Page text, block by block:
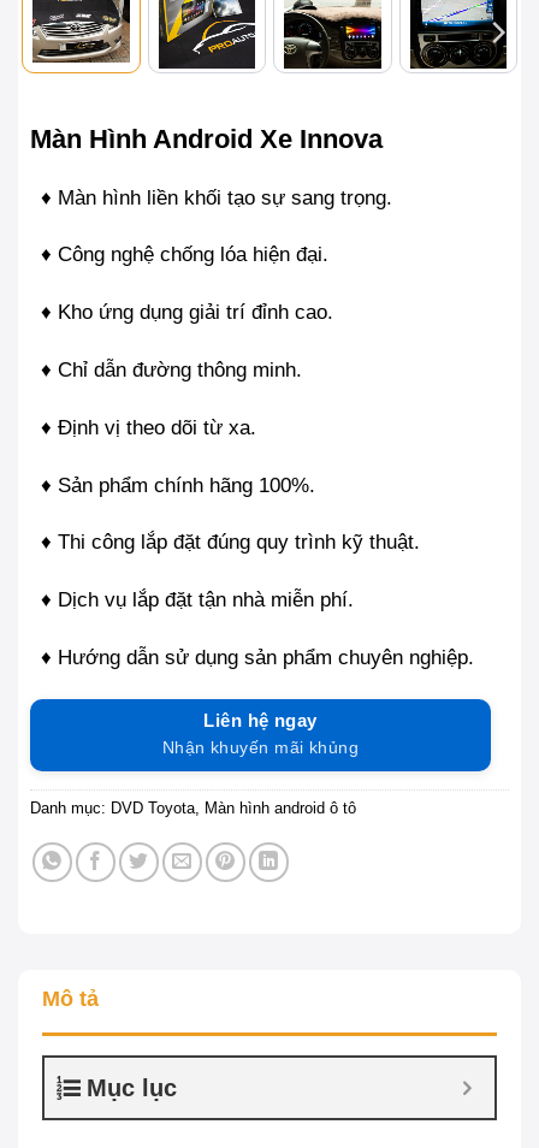
Màn Hình Android Xe Innova
♦ Màn hình liền khối tạo sự sang trọng.
♦ Công nghệ chống lóa hiện đại.
♦ Kho ứng dụng giải trí đỉnh cao.
♦ Chỉ dẫn đường thông minh.
♦ Định vị theo dõi từ xa.
♦ Sản phẩm chính hãng 100%.
♦ Thi công lắp đặt đúng quy trình kỹ thuật.
♦ Dịch vụ lắp đặt tận nhà miễn phí.
♦ Hướng dẫn sử dụng sản phẩm chuyên nghiệp.
Liên hệ ngay
Nhận khuyến mãi khủng
Danh mục: DVD Toyota Màn hình android ô tô
Mô tả
Mục lục